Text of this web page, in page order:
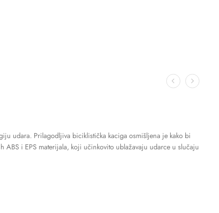
udara. Prilagodljiva biciklistička kaciga osmišljena je kako bi
i EPS materijala, koji učinkovito ublažavaju udarce u slučaju